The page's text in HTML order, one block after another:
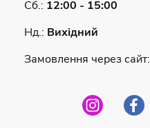
Сб.: 12:00 - 15:00
Нд.: Вихідний
Замовлення через сайт: